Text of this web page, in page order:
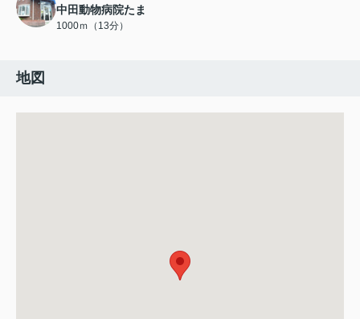
中田動物病院たま
1000ｍ（13分）
地図